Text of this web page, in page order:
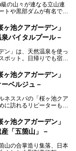
然に癒されたいと思う
景色も絵になりますよ。
メント株式会社【PR】
はのPR記事です。
の山々が連なる立山連
トや黒部ダムが有名で
！
も2時間ほどでアクセス
も出かけたくなる施設が
池クアガーデン」
バイタルプール－
ン」は、天然温泉を使っ
ット。日帰りでも宿泊
く健康に。
温泉バイタルプールと
池クアガーデン」
ベルジュ－
ネススパの「桜ヶ池クア
に訪れるリピーターも多
土日はその両方がランチ
ルのスイーツも評判で
泊して、食を満喫してき
池クアガーデン」
「五箇山」－
山の合掌造り集落、日本